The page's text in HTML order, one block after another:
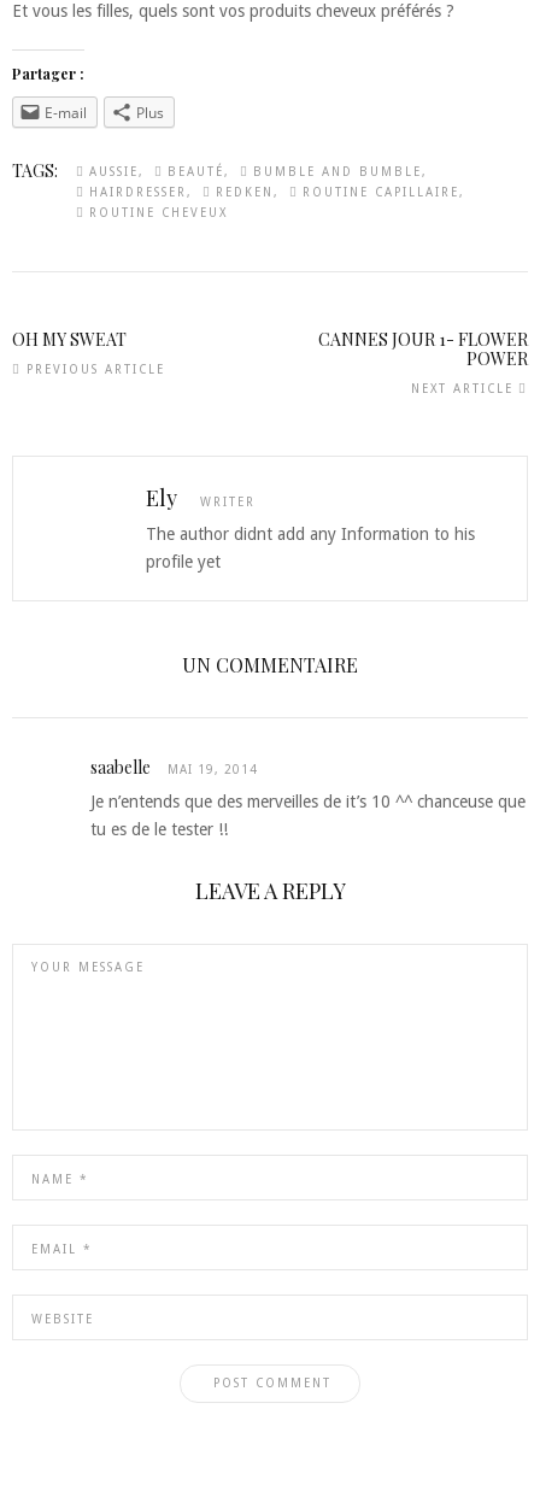
Et vous les filles, quels sont vos produits cheveux préférés ?
Partager :
E-mail Plus
TAGS: AUSSIE BEAUTÉ
BUMBLE AND BUMBLE
HAIRDRESSER
REDKEN
ROUTINE CAPILLAIRE
ROUTINE CHEVEUX
OH MY SWEAT
PREVIOUS ARTICLE
CANNES JOUR 1- FLOWER
POWER
NEXT ARTICLE
Ely WRITER
The author didnt add any Information to his
profile yet
UN COMMENTAIRE
saabelle MAI 19, 2014
Je n’entends que des merveilles de it’s 10 ^^ chanceuse que
tu es de le tester !!
LEAVE A REPLY